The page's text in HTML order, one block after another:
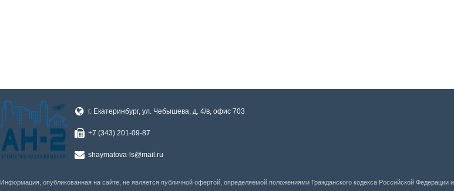
г. Екатеринбург, ул. Чебышева, д. 4/в, офис 703
+7 (343) 201-09-87
shaymatova-ls@mail.ru
Информация, опубликованная на сайте, не является публичной офертой, определяемой положениями Гражданского кодекса Российской